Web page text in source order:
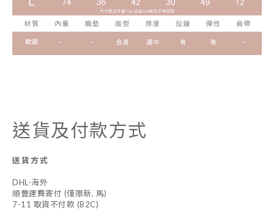
送貨及付款方式
送貨方式
DHL-海外
順豐運費寄付 (僅限新, 馬)
7-11 取貨不付款 (B2C)